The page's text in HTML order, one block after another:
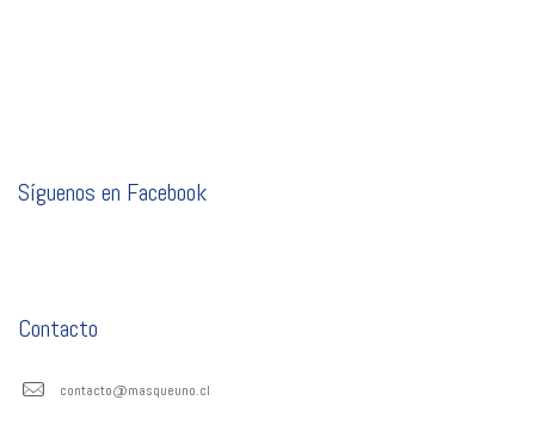
Síguenos en Facebook
Contacto
contacto@masqueuno.cl